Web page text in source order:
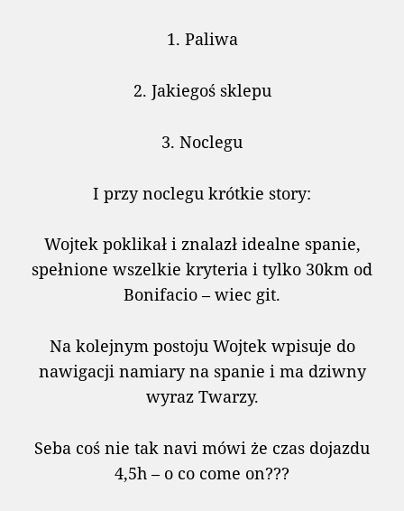
1. Paliwa
2. Jakiegoś sklepu
3. Noclegu
I przy noclegu krótkie story:
Wojtek poklikał i znalazł idealne spanie,
spełnione wszelkie kryteria i tylko 30km od
Bonifacio – wiec git.
Na kolejnym postoju Wojtek wpisuje do
nawigacji namiary na spanie i ma dziwny
wyraz Twarzy.
Seba coś nie tak navi mówi że czas dojazdu
4,5h – o co come on???